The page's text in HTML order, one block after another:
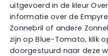
uitgevoerd in de kleur
informatie over de
Zonnebril of andere
zijn op Blue-Tomato, klik
doorgestuurd naar deze